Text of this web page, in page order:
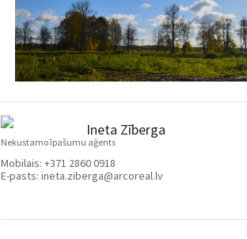
Ineta Zīberga
Nekustamo īpašumu aģents
Mobilais: +371 2860 0918
E-pasts: ineta.ziberga@arcoreal.lv